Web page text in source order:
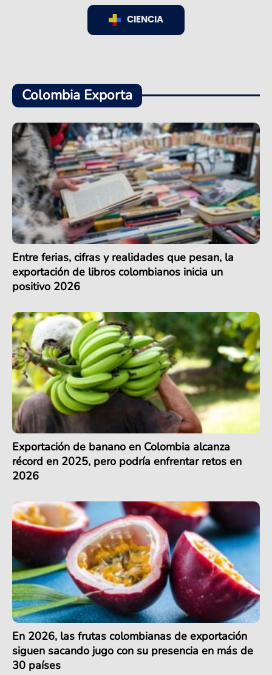
CIENCIA
Colombia Exporta
Entre ferias, cifras y realidades que pesan, la
exportación de libros colombianos inicia un
positivo 2026
Exportación de banano en Colombia alcanza
récord en 2025, pero podría enfrentar retos en
2026
En 2026, las frutas colombianas de exportación
siguen sacando jugo con su presencia en más de
30 países